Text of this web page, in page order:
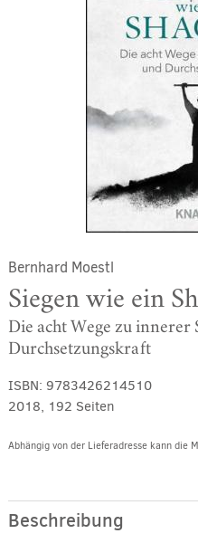
Bernhard Moestl
Siegen wie ein
Die acht Wege zu innerer
Durchsetzungskraft
ISBN: 9783426214510
2018, 192 Seiten
Abhängig von der Lieferadresse kann die
Beschreibung